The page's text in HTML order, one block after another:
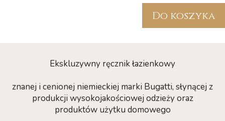
Do koszyka
Ekskluzywny ręcznik łazienkowy
znanej i cenionej niemieckiej marki Bugatti, słynącej z
produkcji wysokojakościowej odzieży oraz
produktów użytku domowego